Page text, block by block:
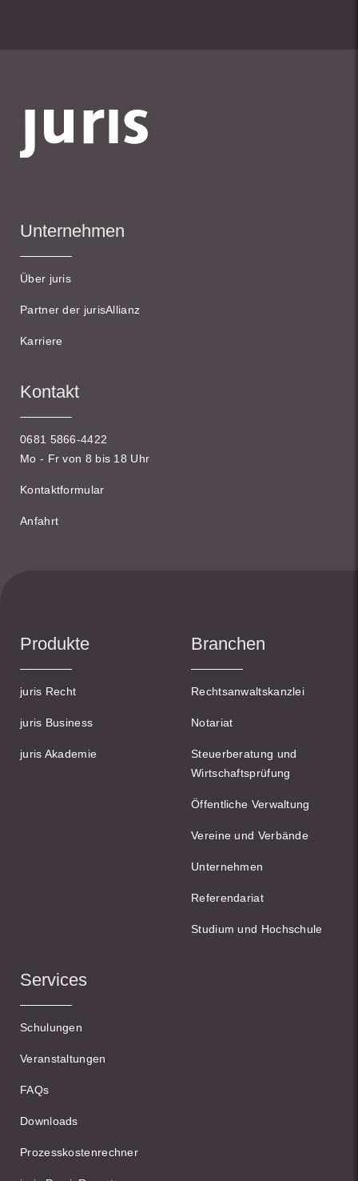
Unternehmen
Über juris
Partner der jurisAllianz
Karriere
Kontakt
0681 5866-4422
Mo - Fr von 8 bis 18 Uhr
Kontaktformular
Anfahrt
Produkte
juris Recht
juris Business
juris Akademie
Branchen
Rechtsanwaltskanzlei
Notariat
Steuerberatung und
Wirtschaftsprüfung
Öffentliche Verwaltung
Vereine und Verbände
Unternehmen
Referendariat
Studium und Hochschule
Services
Schulungen
Veranstaltungen
FAQs
Downloads
Prozesskostenrechner